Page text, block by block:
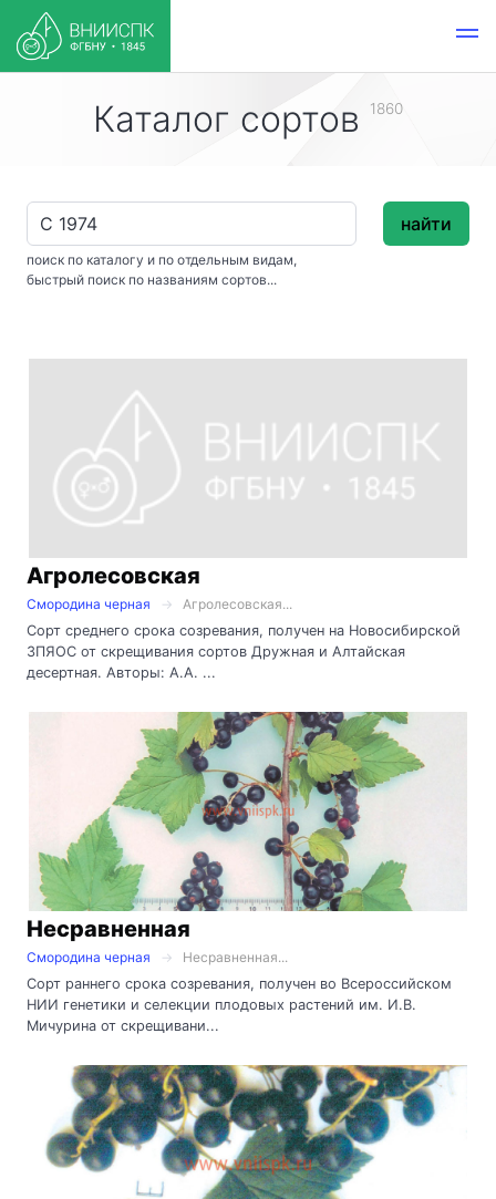
Каталог сортов 1860
поиск по каталогу и по отдельным видам,
быстрый поиск по названиям сортов...
найти
Агролесовская
Смородина черная
Агролесовская...
Сорт среднего срока созревания, получен на Новосибирской
ЗПЯОС от скрещивания сортов Дружная и Алтайская
десертная. Авторы: А.А. ...
Несравненная
Смородина черная
Несравненная...
Сорт раннего срока созревания, получен во Всероссийском
НИИ генетики и селекции плодовых растений им. И.В.
Мичурина от скрещивани...